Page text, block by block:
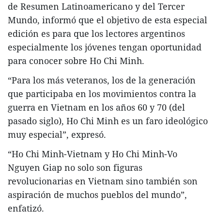
de Resumen Latinoamericano y del Tercer
Mundo, informó que el objetivo de esta especial
edición es para que los lectores argentinos
especialmente los jóvenes tengan oportunidad
para conocer sobre Ho Chi Minh.
“Para los más veteranos, los de la generación
que participaba en los movimientos contra la
guerra en Vietnam en los años 60 y 70 (del
pasado siglo), Ho Chi Minh es un faro ideológico
muy especial”, expresó.
“Ho Chi Minh-Vietnam y Ho Chi Minh-Vo
Nguyen Giap no solo son figuras
revolucionarias en Vietnam sino también son
aspiración de muchos pueblos del mundo”,
enfatizó.